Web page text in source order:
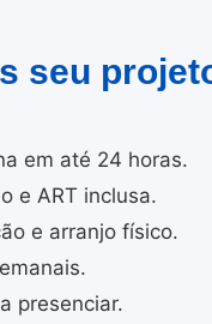
seu
em até 24 horas.
e ART inclusa.
e arranjo físico.
presenciar.